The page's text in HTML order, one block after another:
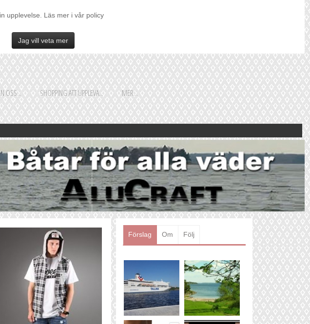
upplevelse. Läs mer i vår policy
Jag vill veta mer
OSS... SHOPPING ATT UPPLEVA... MER...
Förslag Om Följ
Shoppingguiden är främst
framtagen för vår huvudstads
besökare